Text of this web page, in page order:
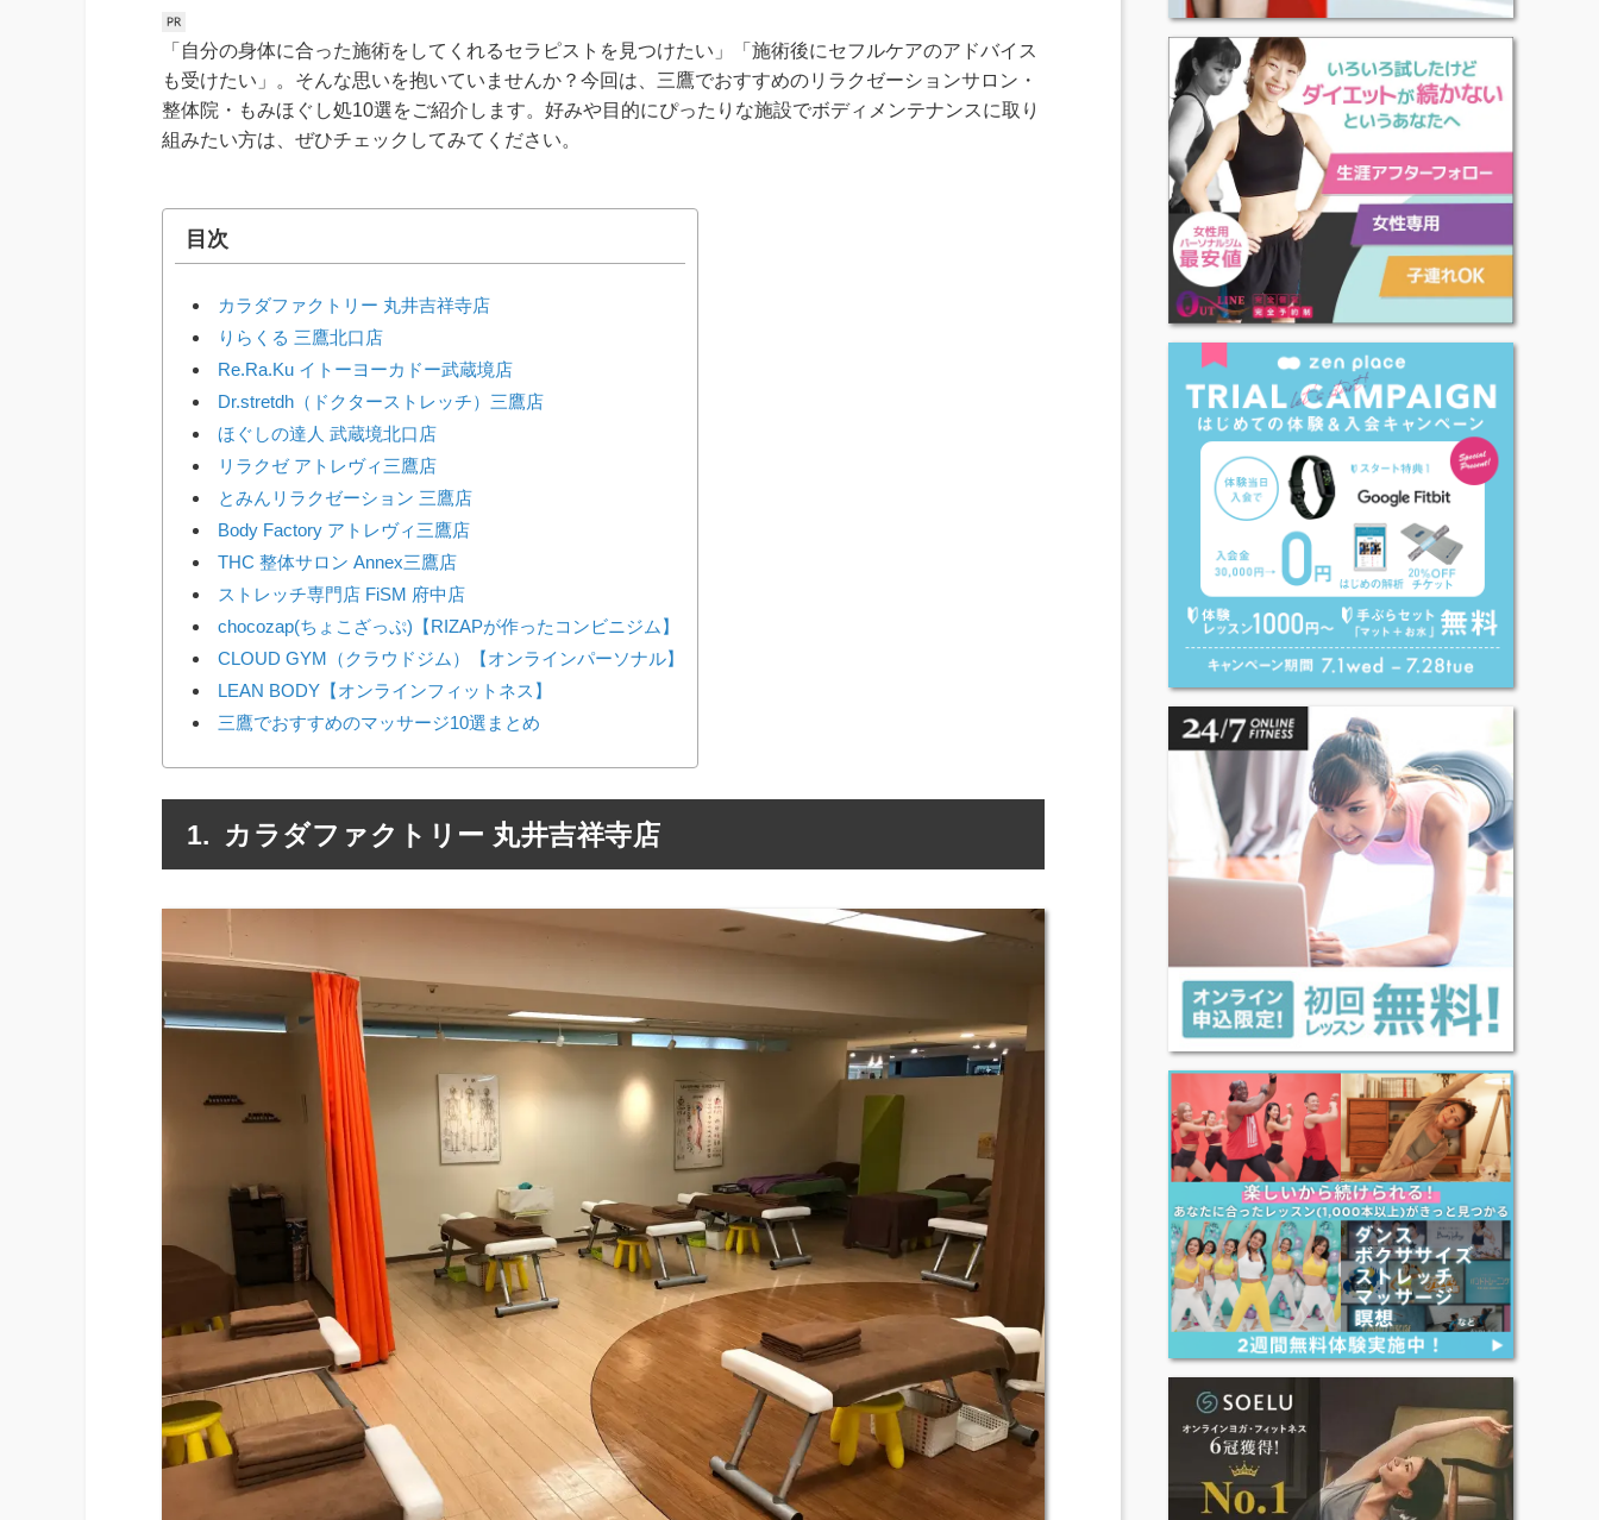
「自分の身体に合った施術をしてくれるセラピストを見つけたい」「施術後にセフルケアのアドバイス
も受けたい」。そんな思いを抱いていませんか？今回は、三鷹でおすすめのリラクゼーションサロン・
整体院・もみほぐし処10選をご紹介します。好みや目的にぴったりな施設でボディメンテナンスに取り
組みたい方は、ぜひチェックしてみてください。
目次
カラダファクトリー 丸井吉祥寺店
りらくる 三鷹北口店
Re.Ra.Ku イトーヨーカドー武蔵境店
Dr.stretdh（ドクターストレッチ）三鷹店
ほぐしの達人 武蔵境北口店
リラクゼ アトレヴィ三鷹店
とみんリラクゼーション 三鷹店
Body Factory アトレヴィ三鷹店
THC 整体サロン Annex三鷹店
ストレッチ専門店 FiSM 府中店
chocozap(ちょこざっぷ)【RIZAPが作ったコンビニジム】
CLOUD GYM（クラウドジム）【オンラインパーソナル】
LEAN BODY【オンラインフィットネス】
三鷹でおすすめのマッサージ10選まとめ
カラダファクトリー 丸井吉祥寺店